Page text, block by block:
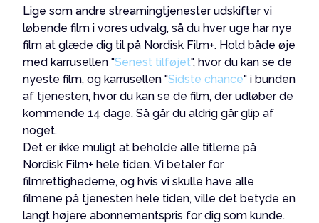
Lige som andre streamingtjenester udskifter vi
løbende film i vores udvalg, så du hver uge har nye
film at glæde dig til på Nordisk Film+. Hold både øje
med karrusellen "Senest tilføjet", hvor du kan se de
nyeste film, og karrusellen "Sidste chance" i bunden
af tjenesten, hvor du kan se de film, der udløber de
kommende 14 dage. Så går du aldrig går glip af
noget.
Det er ikke muligt at beholde alle titlerne på
Nordisk Film+ hele tiden. Vi betaler for
filmrettighederne, og hvis vi skulle have alle
filmene på tjenesten hele tiden, ville det betyde en
langt højere abonnementspris for dig som kunde.